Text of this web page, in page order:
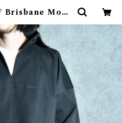
Brisbane Moss
リスベンモス モ
ック シャツ イギリ
| mark & collars
ドカラーズ)